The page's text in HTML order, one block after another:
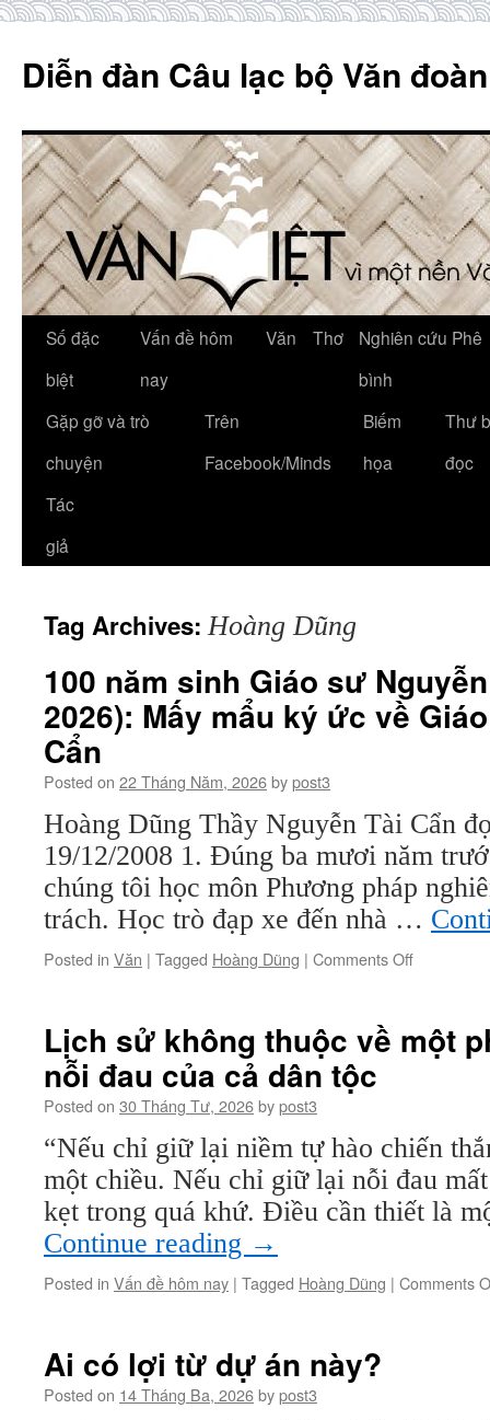
content
Diễn đàn Câu lạc bộ Văn
Số đặc
biệt
Vấn đề hôm
nay
Văn Thơ
Nghiên cứu Phê
bình
Gặp gỡ và trò
chuyện
Trên
Facebook/Minds
Biếm
họa
Thư
đọc
Tác
giả
Tag Archives:Hoàng Dũng
100 năm sinh Giáo sư
2026): Mấy mẩu ký ức về
Cẩn
Posted on 22 Tháng Năm, 2026bypost3
Hoàng Dũng Thầy Nguyễn Tài Cẩn
19/12/2008 1. Đúng ba mươi năm
chúng tôi học môn Phương pháp
trách. Học trò đạp xe đến nhà …
Posted in Văn | Tagged Hoàng Dũng | Comments Offon
Giáo
Cẩn
(1926-
2026):
Mấy
mẩu
về
Lịch sử không thuộc về một
nỗi đau của cả dân tộc
Posted on 30 Tháng Tư, 2026bypost3
“Nếu chỉ giữ lại niềm tự hào chiến
một chiều. Nếu chỉ giữ lại nỗi đau
kẹt trong quá khứ. Điều cần thiết là
Continue reading →
Posted in Vấn đề hôm nay | Tagged Hoàng Dũng | Comments
Ai có lợi từ dự án này?
Posted on 14 Tháng Ba, 2026bypost3